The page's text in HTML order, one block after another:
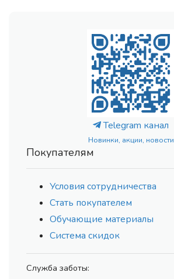
Telegram канал
Новинки, акции, новости
Покупателям
Условия сотрудничества
Стать покупателем
Обучающие материалы
Система скидок
Служба заботы: